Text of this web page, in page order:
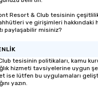
Resort & Club tesisinin
ve girişimleri hakkındaki
paylaşabilir misiniz?
tesisinin politikaları, kamu
hizmeti tavsiyelerine uygun
ise lütfen bu uygulamaları
yazın.